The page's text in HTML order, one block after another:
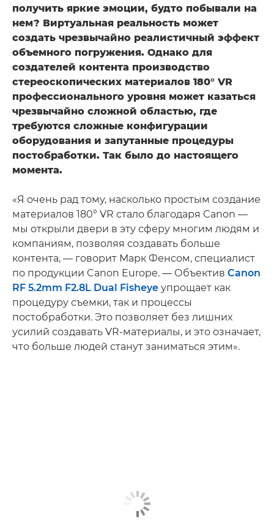
получить яркие эмоции, будто побывали на
нем? Виртуальная реальность может
создать чрезвычайно реалистичный эффект
объемного погружения. Однако для
создателей контента производство
стереоскопических материалов 180° VR
профессионального уровня может казаться
чрезвычайно сложной областью, где
требуются сложные конфигурации
оборудования и запутанные процедуры
постобработки. Так было до настоящего
момента.
«Я очень рад тому, насколько простым создание
материалов 180° VR стало благодаря Canon —
мы открыли двери в эту сферу многим людям и
компаниям, позволяя создавать больше
контента, — говорит Марк Фенсом, специалист
по продукции Canon Europe. — Объектив Canon
RF 5.2mm F2.8L Dual Fisheye упрощает как
процедуру съемки, так и процессы
постобработки. Это позволяет без лишних
усилий создавать VR-материалы, и это означает,
что больше людей станут заниматься этим».